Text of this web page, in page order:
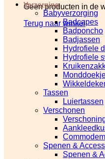
Geen producten in de
Terug naar winkel
Verzorging
Babyverzorging
Badcapes
Badponcho
Badjassen
Hydrofiele
Hydrofiele
Tassen
Luiertassen
Verschonen
Spenen &
Spenen &